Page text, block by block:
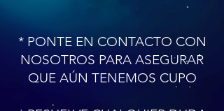
* PONTE EN CONTACTO CON
NOSOTROS PARA ASEGURAR
QUE AÚN TENEMOS CUPO